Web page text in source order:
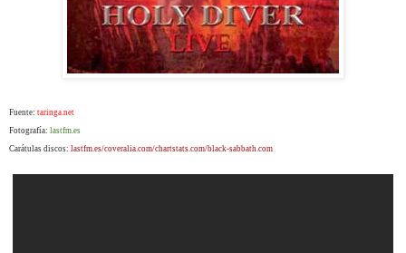
Fuente: taringa.net
Fotografía: lastfm.es
Carátulas discos: lastfm.es/coveralia.com/chartstats.com/black-sabbath.com